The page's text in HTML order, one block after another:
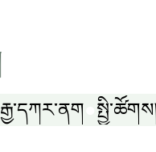
རྒྱ་དཀར་ནག